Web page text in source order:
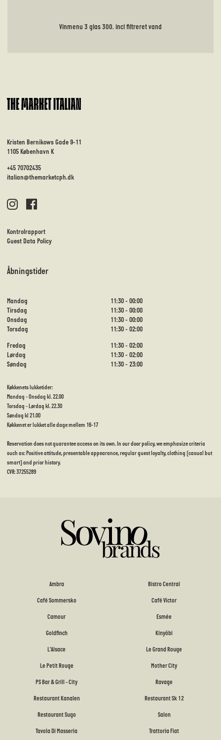
Vinmenu 3 glas 300. incl filtreret vand
Kristen Bernikows Gade 9-11
1105 København K
+45 70702435
italian@themarketcph.dk
Kontrolrapport
Guest Data Policy
Åbningstider
Mandag
11:30 - 00:00
Tirsdag
11:30 - 00:00
Onsdag
11:30 - 00:00
Torsdag
11:30 - 02:00
Fredag
11:30 - 02:00
Lørdag
11:30 - 02:00
Søndag
11:30 - 23:00
Køkkenets lukketider:
Mandag - Onsdag kl. 22.00
Torsdag - Lørdag kl. 22.30
Søndag kl 21.00
Køkkenet er lukket alle dage mellem 16-17
Reservation does not guarantee access on its own. In our door policy, we emphasize criteria
such as: Positive attitude, presentable appearance, regular guest loyalty, clothing (casual but
smart) and prior history.
CVR: 37255289
Ambra Bistro Central
Café Sommersko Café Victor
Camour Esmée
Goldfinch Kinyōbi
L'Alsace Le Grand Rouge
Le Petit Rouge Mother City
PS Bar & Grill - City Ravage
Restaurant Kanalen Restaurant Sk 12
Restaurant Sugo Salon
Tavola Di Masseria Trattoria Fiat